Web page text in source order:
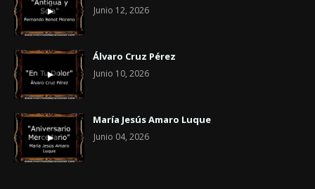
Junio 12, 2026
Álvaro Cruz Pérez
Junio 10, 2026
María Jesús Amaro Luque
Junio 04, 2026